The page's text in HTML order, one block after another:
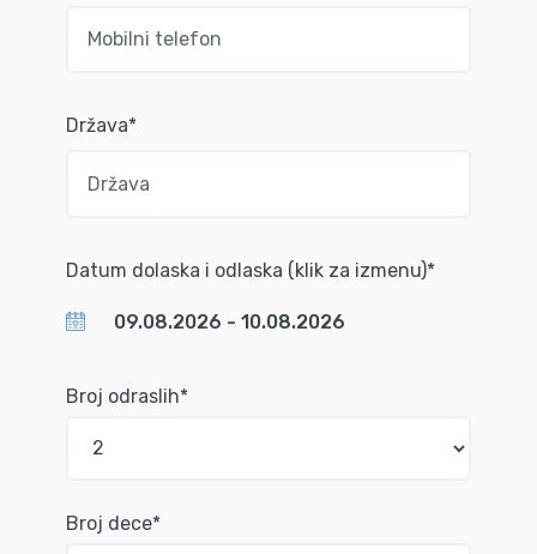
Država*
Datum dolaska i odlaska (klik za izmenu)*
Broj odraslih*
Broj dece*